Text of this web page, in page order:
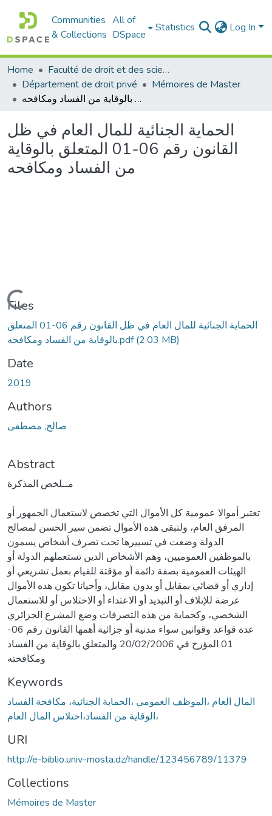
Communities
& Collections
All of
DSpace
Statistics Log In
Home
Faculté de droit et des sciences politiques
Département de droit privé
Mémoires de Master
الحماية الجنائية للمال العام في ظل القانون رقم 06-01 المتعلق بالوقاية من الفساد ومكافحه
الحماية الجنائية للمال العام في ظل
القانون رقم 06-01 المتعلق بالوقاية
من الفساد ومكافحه
Loading...
Files
الحماية الجنائية للمال العام في ظل القانون رقم 06-01 المتعلق
بالوقاية من الفساد ومكافحه.pdf(2.03 MB)
Date
2019
Authors
صالح, مصطفى
Abstract
مــلخص المذكرة
تعتبر أموالا عمومية كل الأموال التي تخصص لاستعمال الجمهور أو
المرفق العام، ولتبقى هده الأموال تضمن سير الحسن لمصالح
الدولة وضعت في تسييرها تحت تصرف أشخاص يسمون
بالموظفين العموميين، وهم الأشخاص الدين تستعملهم الدولة أو
الهيئات العمومية بصفة دائمة أو مؤقتة للقيام بعمل تشريعي أو
إداري أو قضائي بمقابل أو بدون مقابل، وأحيانا تكون هده الأموال
عرضة للإتلاف أو التبديد أو الاعتداء أو الاختلاس أو للاستعمال
الشخصي، وكحماية من هذه التصرفات وضع المشرع الجزائري
عدة قواعد وقوانين سواء مدنية أو جزائية أهمها القانون رقم 06-
01 المؤرخ في 20/02/2006 والمتعلق بالوقاية من الفساد
ومكافحته
Keywords
المال العام ،الموظف العمومي ،الحماية الجنائية، مكافحة الفساد
،الوقاية من الفساد،اختلاس المال العام
URI
http://e-biblio.univ-mosta.dz/handle/123456789/11379
Collections
Mémoires de Master